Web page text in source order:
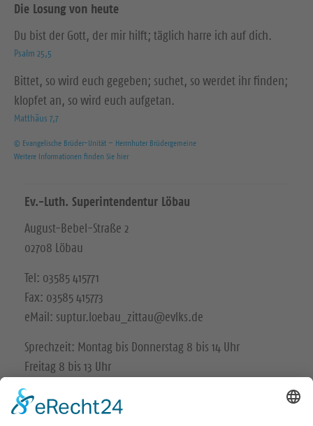
Die Losung von heute
Du bist der Gott, der mir hilft; täglich harre ich auf dich.
Psalm 25,5
Bittet, so wird euch gegeben; suchet, so werdet ihr finden;
klopfet an, so wird euch aufgetan.
Matthäus 7,7
© Evangelische Brüder-Unität – Herrnhuter Brüdergemeine
Weitere Informationen finden Sie hier
Ev.-Luth. Superintendentur Löbau
August-Bebel-Straße 2
02708 Löbau
Tel: 03585 415771
Fax: 03585 415773
eMail: suptur.loebau_zittau@evlks.de
Sprechzeit: Montag bis Donnerstag 8 bis 14 Uhr
Freitag 8 bis 13 Uhr